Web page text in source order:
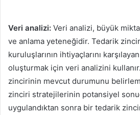
Veri analizi: Veri analizi, büyük
ve anlama yeteneğidir. Tedarik zinciri
kuruluşlarının ihtiyaçlarını
oluşturmak için veri analizini
zincirinin mevcut durumunu
zinciri stratejilerinin potansiyel
uygulandıktan sonra bir tedarik